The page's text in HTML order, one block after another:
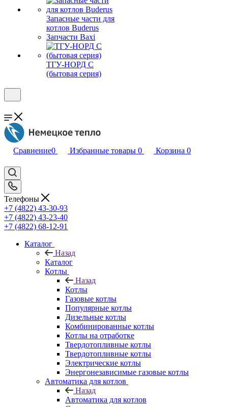
Запасные части для
котлов Buderus
Запчасти Baxi
ТГУ-НОРД С
(бытовая серия)
Сравнение0 Избранные товары 0 Корзина 0
Телефоны
+7 (4822) 43-30-93
+7 (4822) 43-23-40
+7 (4822) 68-12-91
Каталог
Назад
Каталог
Котлы
Назад
Котлы
Газовые котлы
Популярные котлы
Дизельные котлы
Комбинированные котлы
Котлы на отработке
Твердотопливные котлы
Твердотопливные котлы
Электрические котлы
Энергонезависимые газовые котлы
Автоматика для котлов
Назад
Автоматика для котлов